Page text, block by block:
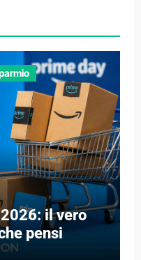
il vero
pensi